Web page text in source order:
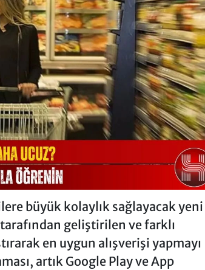
büyük kolaylık sağlayacak yeni
geliştirilen ve farklı
en uygun alışverişi yapmayı
artık Google Play ve App